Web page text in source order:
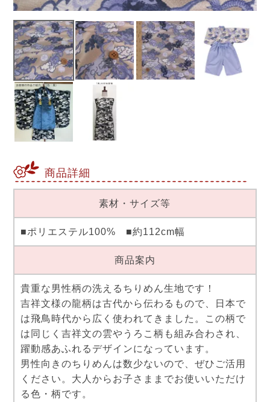
商品詳細
素材・サイズ等
■ポリエステル100% ■約112cm幅
商品案内
貴重な男性柄の洗えるちりめん生地です！
吉祥文様の龍柄は古代から伝わるもので、日本で
は飛鳥時代から広く使われてきました。この柄で
は同じく吉祥文の雲やうろこ柄も組み合わされ、
躍動感あふれるデザインになっています。
男性向きのちりめんは数少ないので、ぜひご活用
ください。大人からお子さままでお使いいただけ
る色・柄です。